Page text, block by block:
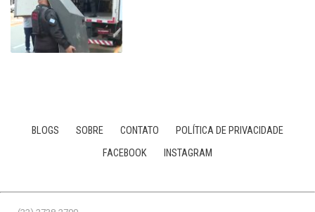
BLOGS SOBRE CONTATO
POLÍTICA DE PRIVACIDADE
FACEBOOK
INSTAGRAM